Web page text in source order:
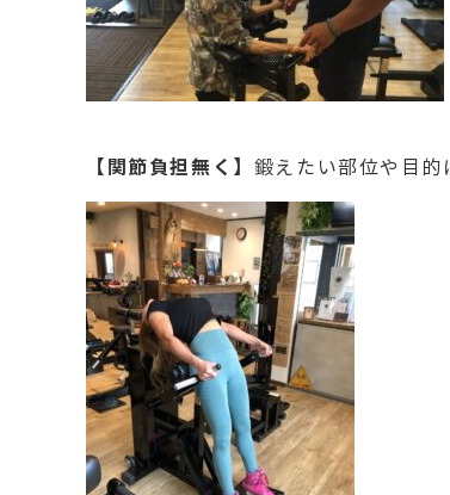
【関節負担無く】 鍛えたい部位や目的